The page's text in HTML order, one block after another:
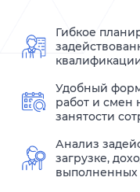
Гибкое
Удобный
работ и смен
занятости
Анализ
загрузке,
выполненных